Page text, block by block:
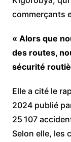
commerçants
« Alors que
des routes,
sécurité
Elle a cité le
2024 publié
25 107
Selon elle, les